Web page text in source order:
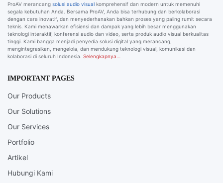
ProAV merancang solusi audio visual komprehensif dan modern untuk memenuhi
segala kebutuhan Anda. Bersama ProAV, Anda bisa terhubung dan berkolaborasi
dengan cara inovatif, dan menyederhanakan bahkan proses yang paling rumit secara
teknis. Kami menawarkan efisiensi dan dampak yang lebih besar menggunakan
teknologi interaktif, konferensi audio dan video, serta produk audio visual berkualitas
tinggi. Kami bangga menjadi penyedia solusi digital yang merancang,
mengintegrasikan, mengelola, dan mendukung teknologi visual, komunikasi dan
kolaborasi di seluruh Indonesia. Selengkapnya…
IMPORTANT PAGES
Our Products
Our Solutions
Our Services
Portfolio
Artikel
Hubungi Kami